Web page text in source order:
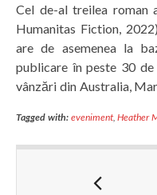
Cel de-al treilea roman
Humanitas Fiction,
are de asemenea la
publicare în peste 30
vânzări din Australia,
Tagged with: eveniment,Heather